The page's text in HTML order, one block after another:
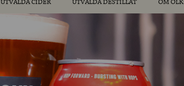
UTVALDA CIDER UTVALDA DESTILLAT OM